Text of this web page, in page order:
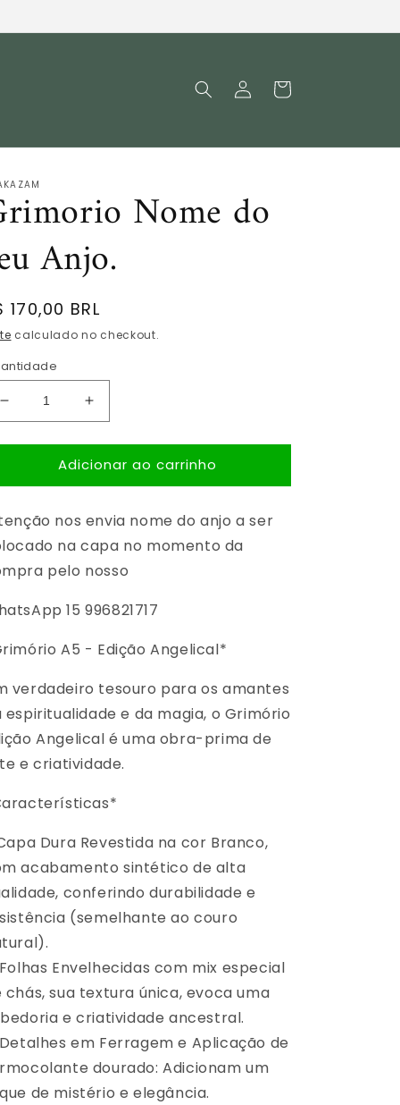
Fazer
login
Carrinho
Nome do
Anjo.
170,00 BRL
calculado no checkout.
Diminuir
a
quantidade
Grimorio
do
seu
Aumentar
a
quantidade
de
Grimorio
do
seu
Anjo.
Adicionar ao carrinho
nos envia nome do anjo a ser
na capa no momento da
pelo nosso
15 996821717
A5 - Edição Angelical*
verdadeiro tesouro para os amantes
espiritualidade e da magia, o Grimório
Angelical é uma obra-prima de
e criatividade.
Dura Revestida na cor Branco,
acabamento sintético de alta
conferindo durabilidade e
(semelhante ao couro
Envelhecidas com mix especial
chás, sua textura única, evoca uma
e criatividade ancestral.
em Ferragem e Aplicação de
dourado: Adicionam um
de mistério e elegância.